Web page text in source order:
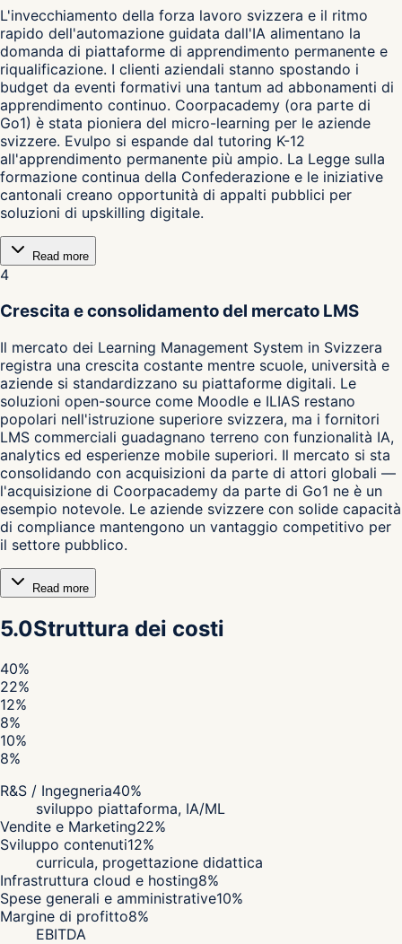
L'invecchiamento della forza lavoro svizzera e il ritmo
rapido dell'automazione guidata dall'IA alimentano la
domanda di piattaforme di apprendimento permanente e
riqualificazione. I clienti aziendali stanno spostando i
budget da eventi formativi una tantum ad abbonamenti di
apprendimento continuo. Coorpacademy (ora parte di
Go1) è stata pioniera del micro-learning per le aziende
svizzere. Evulpo si espande dal tutoring K-12
all'apprendimento permanente più ampio. La Legge sulla
formazione continua della Confederazione e le iniziative
cantonali creano opportunità di appalti pubblici per
soluzioni di upskilling digitale.
Read more
4
Crescita e consolidamento del mercato LMS
Il mercato dei Learning Management System in Svizzera
registra una crescita costante mentre scuole, università e
aziende si standardizzano su piattaforme digitali. Le
soluzioni open-source come Moodle e ILIAS restano
popolari nell'istruzione superiore svizzera, ma i fornitori
LMS commerciali guadagnano terreno con funzionalità IA,
analytics ed esperienze mobile superiori. Il mercato si sta
consolidando con acquisizioni da parte di attori globali —
l'acquisizione di Coorpacademy da parte di Go1 ne è un
esempio notevole. Le aziende svizzere con solide capacità
di compliance mantengono un vantaggio competitivo per
il settore pubblico.
Read more
5.0Struttura dei costi
40%
22%
12%
8%
10%
8%
R&S / Ingegneria40%
sviluppo piattaforma, IA/ML
Vendite e Marketing22%
Sviluppo contenuti12%
curricula, progettazione didattica
Infrastruttura cloud e hosting8%
Spese generali e amministrative10%
Margine di profitto8%
EBITDA